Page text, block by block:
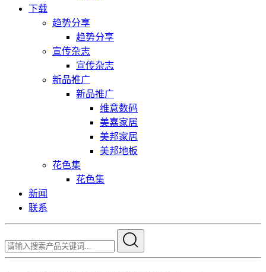
下载
趋势分享
趋势分享
宣传杂志
宣传杂志
新品推广
新品推广
维意数码
美嘉家居
美邦家居
美邦地板
花色集
花色集
新闻
联系